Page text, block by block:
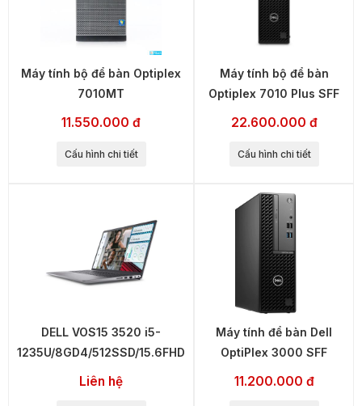
Máy tính bộ để bàn Optiplex
7010MT
11.550.000 đ
Cấu hình chi tiết
Máy tính bộ để bàn
Optiplex 7010 Plus SFF
22.600.000 đ
Cấu hình chi tiết
DELL VOS15 3520 i5-
1235U/8GD4/512SSD/15.6FHD
Liên hệ
Máy tính để bàn Dell
OptiPlex 3000 SFF
11.200.000 đ